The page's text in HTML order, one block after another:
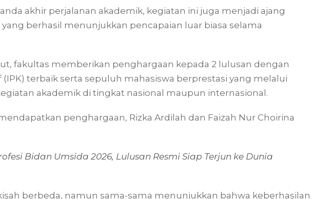
akhir perjalanan akademik, kegiatan ini juga menjadi ajang
berhasil menunjukkan pencapaian luar biasa selama
fakultas memberikan penghargaan kepada 2 lulusan dengan
terbaik serta sepuluh mahasiswa berprestasi yang melalui
akademik di tingkat nasional maupun internasional.
penghargaan, Rizka Ardilah dan Faizah Nur Choirina
Bidan Umsida 2026, Lulusan Resmi Siap Terjun ke Dunia
berbeda, namun sama-sama menunjukkan bahwa keberhasilan